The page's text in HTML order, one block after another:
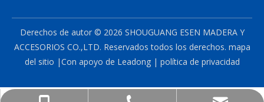
Derechos de autor © 2026 SHOUGUANG ESEN MADERA Y
ACCESORIOS CO.,LTD. Reservados todos los derechos. mapa
del sitio |Con apoyo de Leadong| política de privacidad